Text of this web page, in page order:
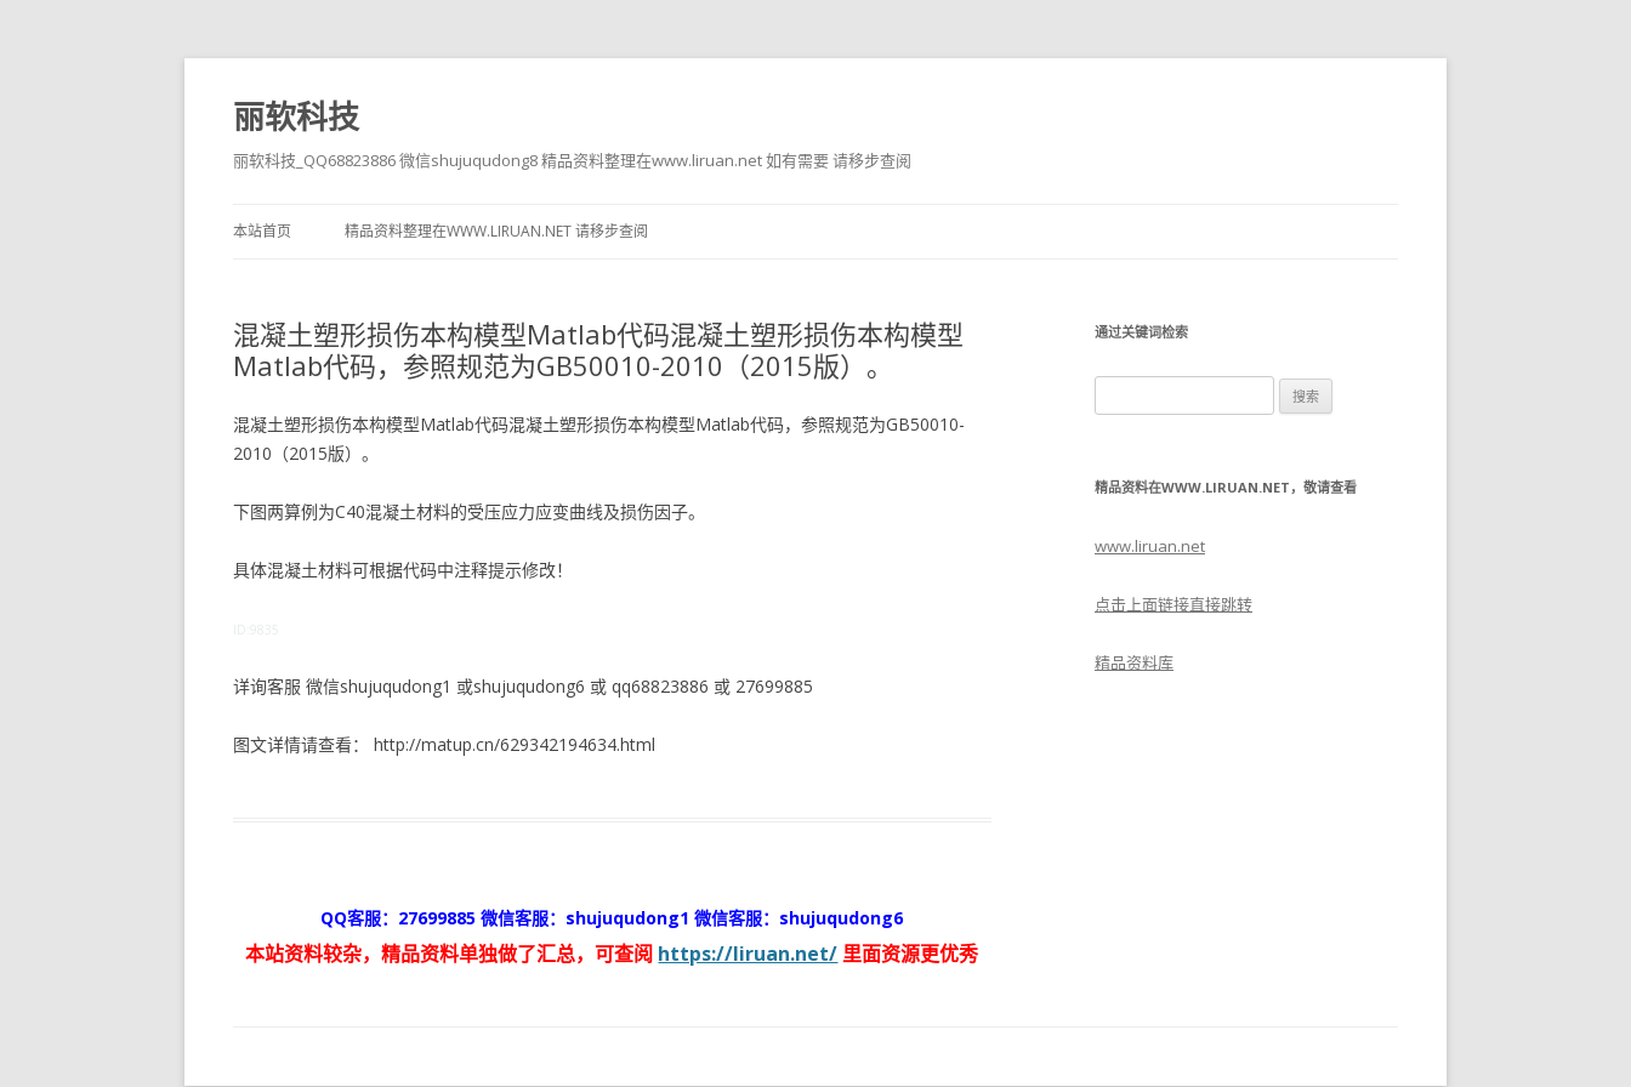
丽软科技
丽软科技_QQ68823886 微信shujuqudong8 精品资料整理在www.liruan.net 如有需要 请移步查阅
本站首页 精品资料整理在WWW.LIRUAN.NET 请移步查阅
混凝土塑形损伤本构模型Matlab代码混凝土塑形损伤本构模型
Matlab代码，参照规范为GB50010-2010（2015版）。
混凝土塑形损伤本构模型Matlab代码混凝土塑形损伤本构模型Matlab代码，参照规范为GB50010-
2010（2015版）。
下图两算例为C40混凝土材料的受压应力应变曲线及损伤因子。
具体混凝土材料可根据代码中注释提示修改！
ID:9835
详询客服 微信shujuqudong1 或shujuqudong6 或 qq68823886 或 27699885
图文详情请查看： http://matup.cn/629342194634.html
QQ客服：27699885 微信客服：shujuqudong1 微信客服：shujuqudong6
本站资料较杂，精品资料单独做了汇总，可查阅 https://liruan.net/ 里面资源更优秀
通过关键词检索
索：
精品资料在WWW.LIRUAN.NET，敬请查看
www.liruan.net
点击上面链接直接跳转
精品资料库